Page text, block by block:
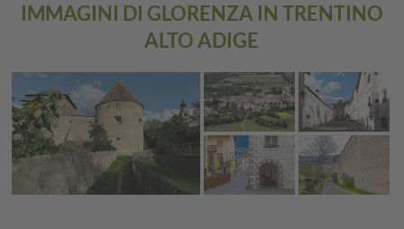
IMMAGINI DI GLORENZA IN TRENTINO
ALTO ADIGE